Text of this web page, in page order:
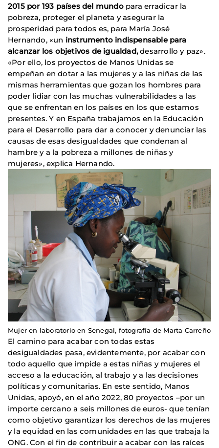
2015 por 193 países del mundo para erradicar la
pobreza, proteger el planeta y asegurar la
prosperidad para todos es, para María José
Hernando, «un instrumento indispensable para
alcanzar los objetivos de igualdad,desarrollo y paz».
«Por ello, los proyectos de Manos Unidas se
empeñan en dotar a las mujeres y a las niñas de las
mismas herramientas que gozan los hombres para
poder lidiar con las muchas vulnerabilidades a las
que se enfrentan en los países en los que estamos
presentes. Y en España trabajamos en la Educación
para el Desarrollo para dar a conocer y denunciar las
causas de esas desigualdades que condenan al
hambre y a la pobreza a millones de niñas y
mujeres», explica Hernando.
Mujer en laboratorio en Senegal, fotografía de Marta Carreño
El camino para acabar con todas estas
desigualdades pasa, evidentemente, por acabar con
todo aquello que impide a estas niñas y mujeres el
acceso a la educación, al trabajo y a las decisiones
políticas y comunitarias. En este sentido, Manos
Unidas, apoyó, en el año 2022, 80 proyectos –por un
importe cercano a seis millones de euros- que tenían
como objetivo garantizar los derechos de las mujeres
y la equidad en las comunidades en las que trabaja la
ONG. Con el fin de contribuir a acabar con las raíces